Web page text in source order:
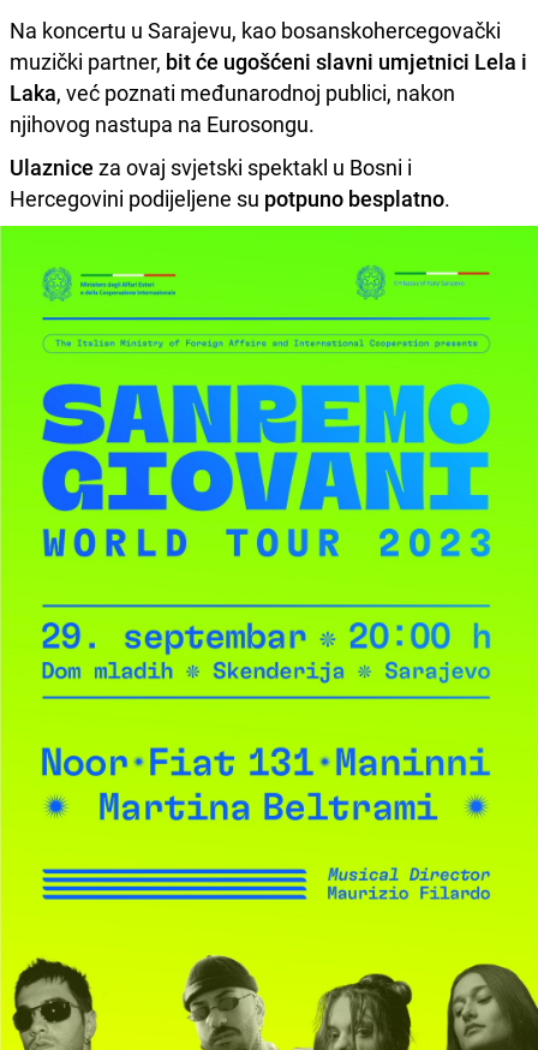
Na koncertu u Sarajevu, kao bosanskohercegovački
muzički partner, bit će ugošćeni slavni umjetnici Lela i
Laka, već poznati međunarodnoj publici, nakon
njihovog nastupa na Eurosongu.
Ulaznice za ovaj svjetski spektakl u Bosni i
Hercegovini podijeljene su potpuno besplatno.